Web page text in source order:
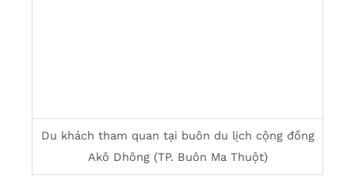
Du khách tham quan tại buôn du lịch cộng đồng
Akô Dhông (TP. Buôn Ma Thuột)